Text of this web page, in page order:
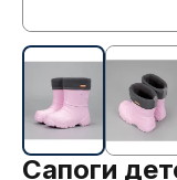
Сапоги